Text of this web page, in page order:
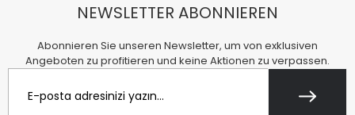
NEWSLETTER ABONNIEREN
Abonnieren Sie unseren Newsletter, um von exklusiven
Angeboten zu profitieren und keine Aktionen zu verpassen.